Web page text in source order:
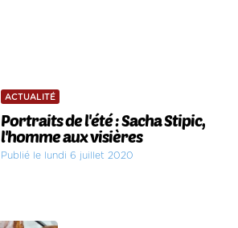
ACTUALITÉ
Portraits de l'été : Sacha Stipic,
l'homme aux visières
Publié le lundi 6 juillet 2020